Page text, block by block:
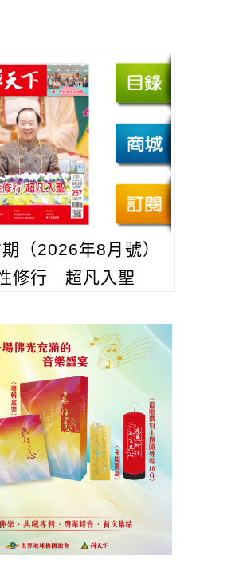
（2026年8月號）
修行 超凡入聖